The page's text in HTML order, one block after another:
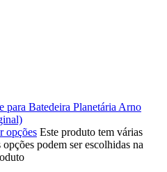
para Batedeira Planetária Arno
opções Este produto tem várias
podem ser escolhidas na